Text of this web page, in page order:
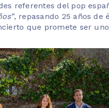
referentes del pop
, repasando 25 años de
que promete ser